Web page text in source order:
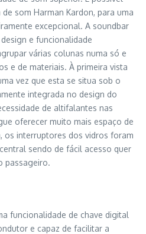
som Harman Kardon, para uma
excepcional. A soundbar
e funcionalidade
várias colunas numa só e
e de materiais. À primeira vista
vez que esta se situa sob o
integrada no design do
de altifalantes nas
oferecer muito mais espaço de
os interruptores dos vidros foram
sendo de fácil acesso quer
passageiro.
funcionalidade de chave digital
e capaz de facilitar a